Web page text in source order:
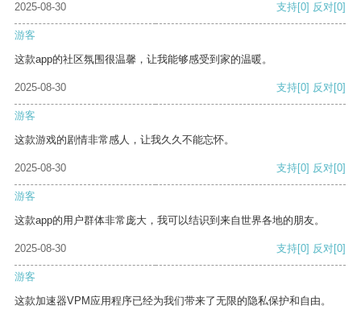
2025-08-30
支持[0] 反对[0]
游客
这款app的社区氛围很温馨，让我能够感受到家的温暖。
2025-08-30 支持[0] 反对[0]
游客
这款游戏的剧情非常感人，让我久久不能忘怀。
2025-08-30 支持[0] 反对[0]
游客
这款app的用户群体非常庞大，我可以结识到来自世界各地的朋友。
2025-08-30 支持[0] 反对[0]
游客
这款加速器VPM应用程序已经为我们带来了无限的隐私保护和自由。